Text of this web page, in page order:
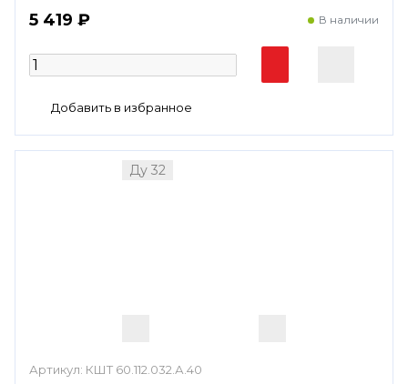
5 419 ₽ В наличии
Ду 32
Артикул: КШТ 60.112.032.А.40